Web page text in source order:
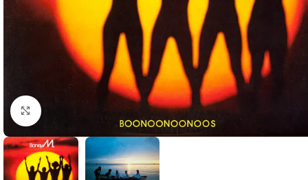
Clic para ampliar